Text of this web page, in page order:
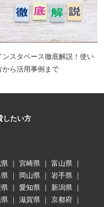
ンスタベース徹底解説！使い
から活用事例まで
したい方
｜ 宮崎県｜ 富山県｜
｜ 岡山県｜ 岩手県｜
｜ 愛知県｜ 新潟県｜
｜ 滋賀県｜ 京都府｜